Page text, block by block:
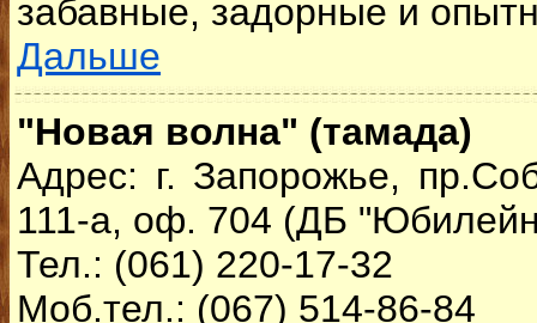
забавные, задорные и
Дальше
"Новая волна" (тамада)
Адрес: г. Запорожье,
111-а, оф. 704 (ДБ
Тел.: (061) 220-17-32
Моб.тел.: (067) 514-86-84